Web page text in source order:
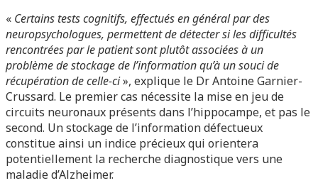
« Certains tests cognitifs, effectués en général par des
neuropsychologues, permettent de détecter si les difficultés
rencontrées par le patient sont plutôt associées à un
problème de stockage de l’information qu’à un souci de
récupération de celle-ci», explique le Dr Antoine Garnier-
Crussard. Le premier cas nécessite la mise en jeu de
circuits neuronaux présents dans l’hippocampe, et pas le
second. Un stockage de l’information défectueux
constitue ainsi un indice précieux qui orientera
potentiellement la recherche diagnostique vers une
maladie d’Alzheimer.